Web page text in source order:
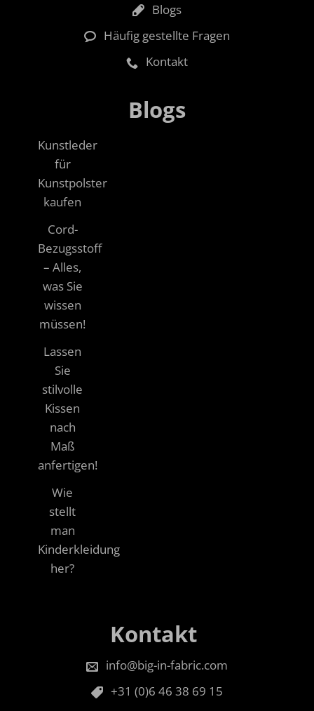
Blogs
Häufig gestellte Fragen
Kontakt
Blogs
Kunstleder
für
Kunstpolster
kaufen
Cord-
Bezugsstoff
– Alles,
was Sie
wissen
müssen!
Lassen
Sie
stilvolle
Kissen
nach
Maß
anfertigen!
Wie
stellt
man
Kinderkleidung
her?
Kontakt
info@big-in-fabric.com
+31 (0)6 46 38 69 15